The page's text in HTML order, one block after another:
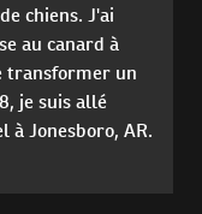
chiens. J'ai
au canard à
transformer un
je suis allé
à Jonesboro, AR.